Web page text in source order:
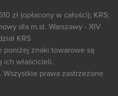
zł (opłacony w całości); KRS:
dla m.st. Warszawy - XIV
KRS
poniżej znaki towarowe są
ich właścicieli.
Wszystkie prawa zastrzeżone